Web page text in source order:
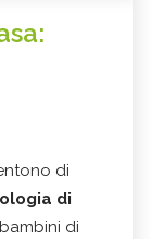
di
di
di